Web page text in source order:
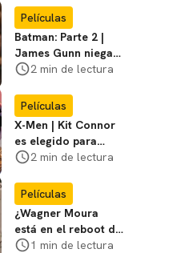
favoritos
Películas
Batman: Parte 2 |
James Gunn niega
que se filme la parte
2 min de lectura
Películas
X-Men | Kit Connor
es elegido para
interpretar a
película
2 min de lectura
Películas
¿Wagner Moura
está en el reboot de
X-Men? El actor lo
1 min de lectura